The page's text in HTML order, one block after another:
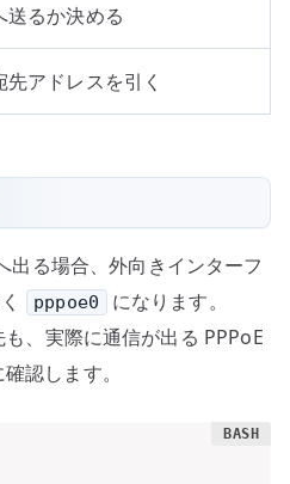
送るか決める
アドレスを引く
出る場合、外向きインターフ
pppoe0
になります。
、実際に通信が出る PPPoE
認します。